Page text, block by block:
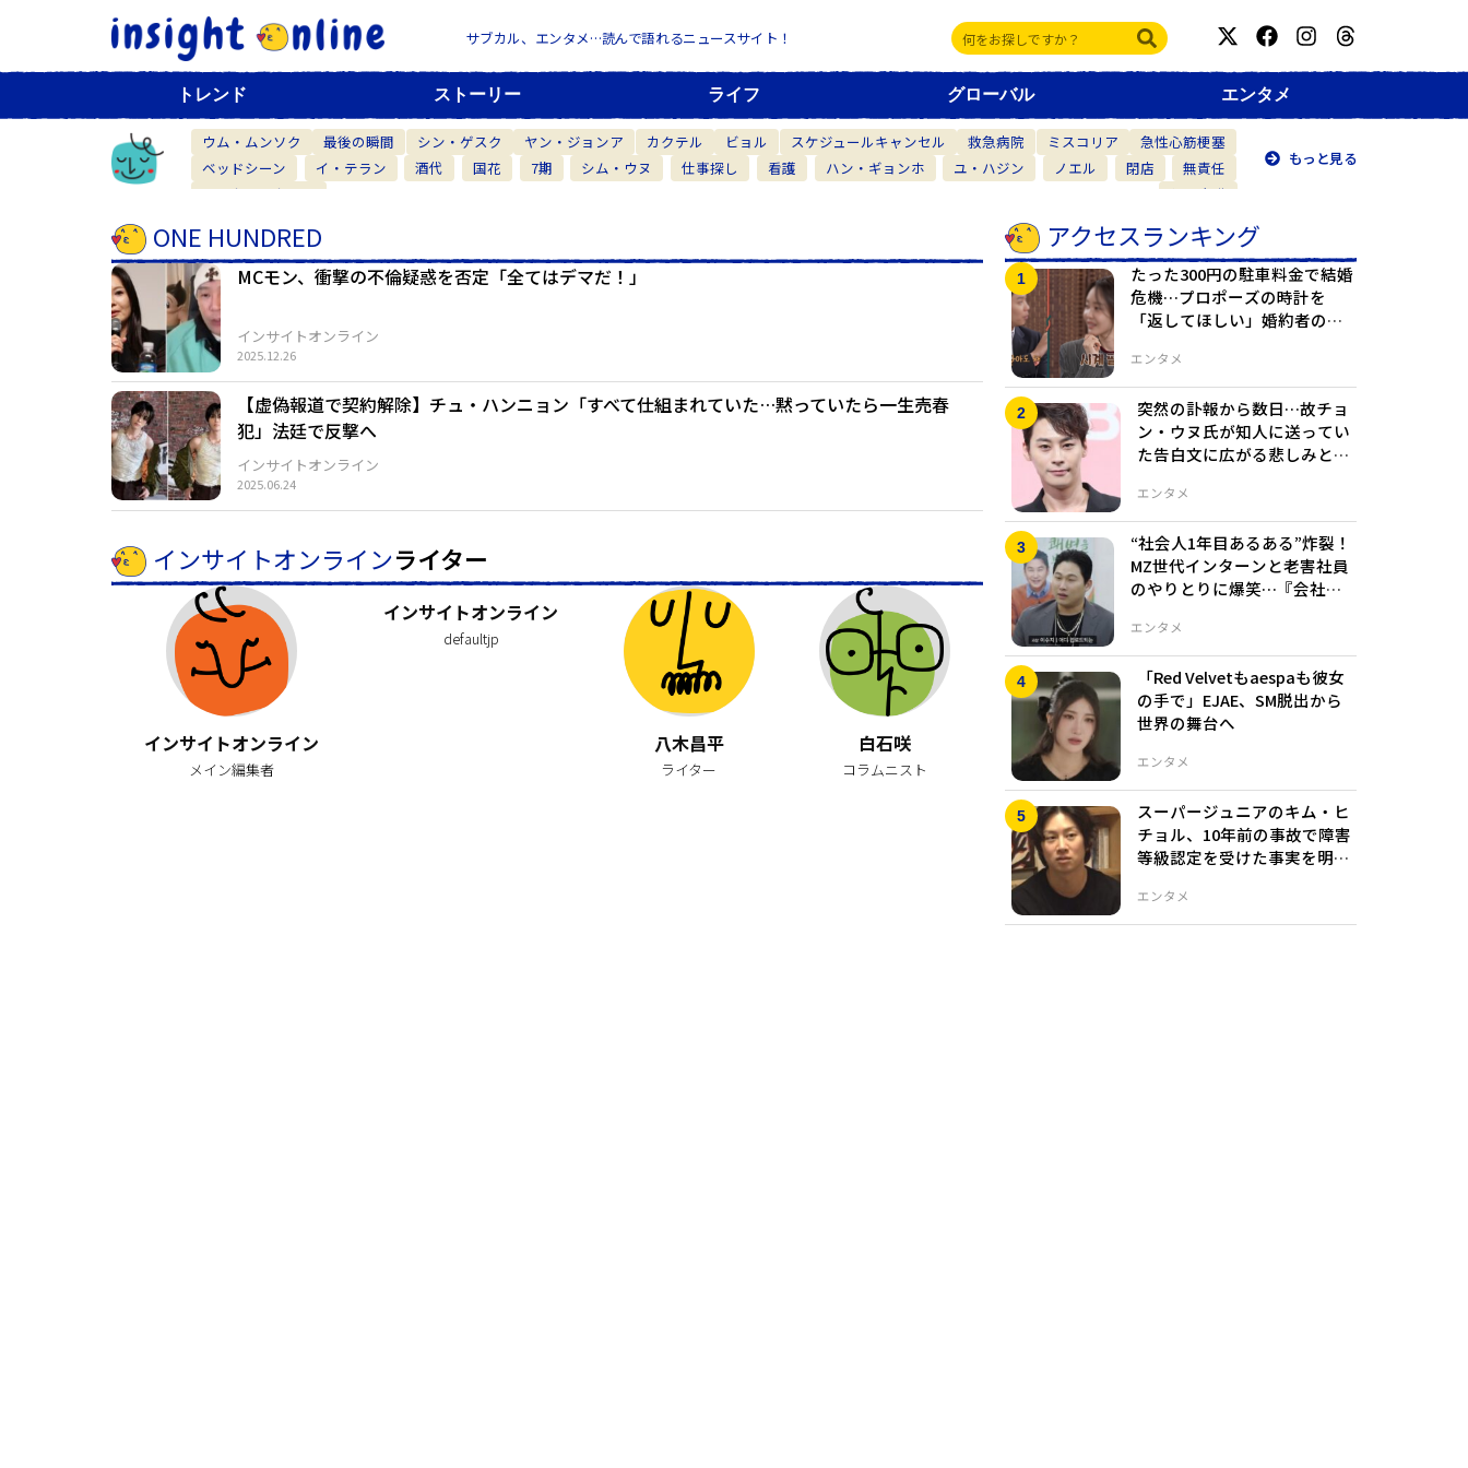
サブカル、エンタメ…読んで語れるニュースサイト！
トレンド ストーリー ライフ グローバル エンタメ
ウム・ムンソク 最後の瞬間 シン・ゲスク ヤン・ジョンア カクテル ビョル スケジュールキャンセル 救急病院 ミスコリア
急性心筋梗塞
ベッドシーン
イ・テラン 酒代 国花 7期 シム・ウヌ 仕事探し 看護 ハン・ギョンホ ユ・ハジン ノエル 閉店
無責任
ベーカリーカフェ
仲間意識
もっと見る
ONE HUNDRED
MCモン、衝撃の不倫疑惑を否定「全てはデマだ！」
2025.12.26
インサイトオンライン
【虚偽報道で契約解除】チュ・ハンニョン「すべて仕組まれていた…黙っていたら一生売春
犯」法廷で反撃へ
2025.06.24
インサイトオンライン
インサイトオンラインライター
インサイトオンライン
メイン編集者
インサイトオンライン
defaultjp
八木昌平
ライター
白石咲
コラムニスト
アクセスランキング
エンタメ
たった300円の駐車料金で結婚
危機…プロポーズの時計を
「返してほしい」婚約者の本
エンタメ
突然の訃報から数日…故チョ
ン・ウヌ氏が知人に送ってい
た告白文に広がる悲しみと波
エンタメ
“社会人1年目あるある”炸裂！
MZ世代インターンと老害社員
のやりとりに爆笑…『会社員
エンタメ
「Red Velvetもaespaも彼女
の手で」EJAE、SM脱出から
世界の舞台へ
エンタメ
スーパージュニアのキム・ヒ
チョル、10年前の事故で障害
等級認定を受けた事実を明か